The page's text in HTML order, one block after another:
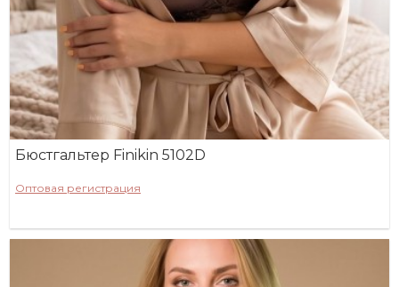
Бюстгальтер Finikin 5102D
Оптовая регистрация